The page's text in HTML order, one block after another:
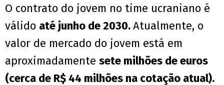
O contrato do jovem no time ucraniano é
válido até junho de 2030.Atualmente, o
valor de mercado do jovem está em
aproximadamente sete milhões de euros
(cerca de R$ 44 milhões na cotação atual).